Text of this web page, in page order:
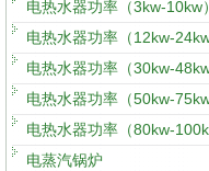
电热水器功率（3kw-10kw）
电热水器功率（12kw-24kw
电热水器功率（30kw-48kw
电热水器功率（50kw-75kw
电热水器功率（80kw-
电蒸汽锅炉